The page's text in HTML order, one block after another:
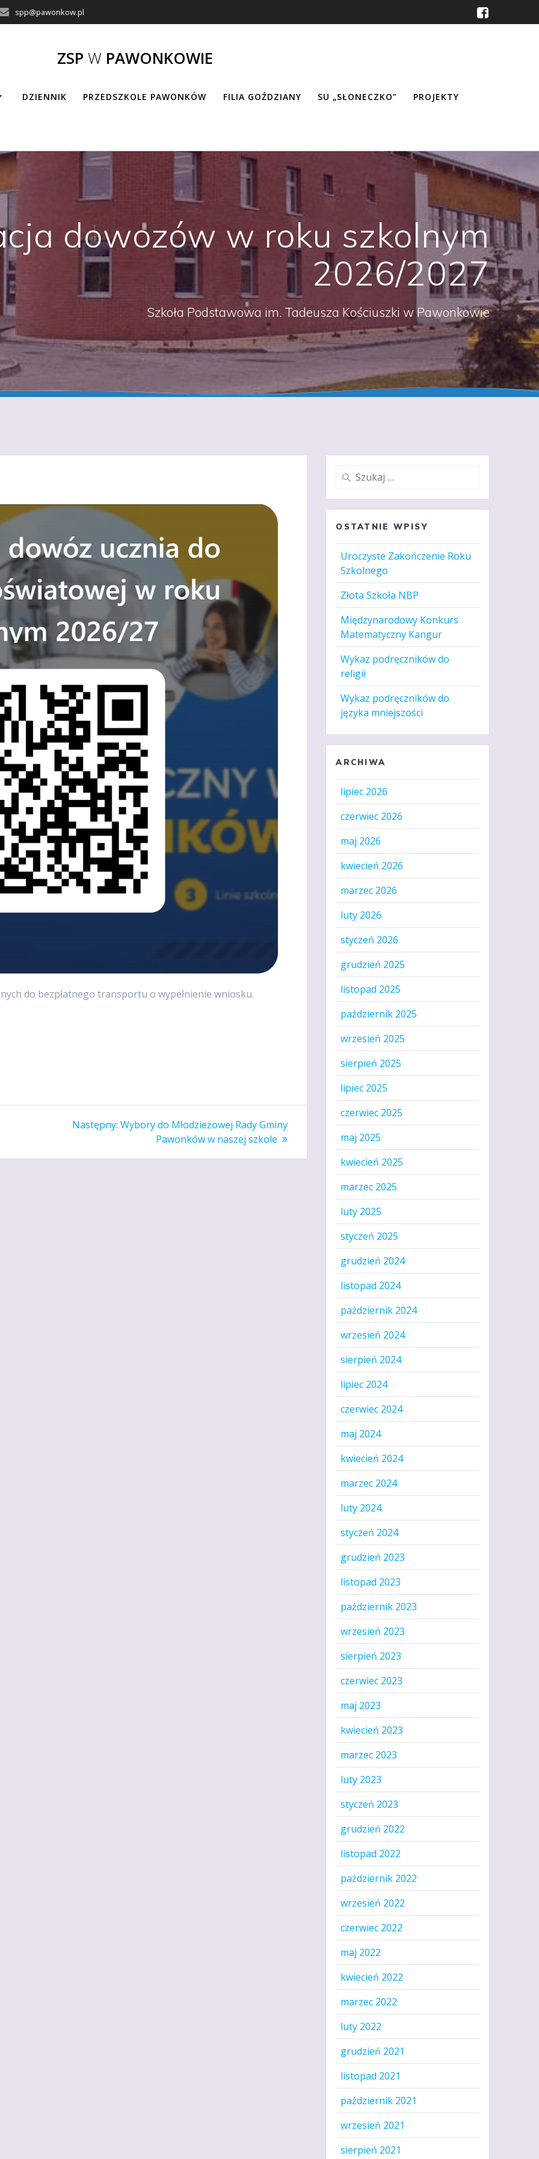
spp@pawonkow.pl
ZSP W PAWONKOWIE
DZIENNIK PRZEDSZKOLE PAWONKÓW FILIA GOŹDZIANY SU „SŁONECZKO” PROJEKTY
dowozów w roku szkolnym
2026/2027
Szkoła Podstawowa im. Tadeusza Kościuszki w Pawonkowie
do bezpłatnego transportu o wypełnienie wniosku.
Następny: Następny
Wybory do Młodzieżowej Rady Gminy
Pawonków w naszej szkole
Szukaj:
OSTATNIE WPISY
Uroczyste Zakończenie Roku
Szkolnego
Złota Szkoła NBP
Międzynarodowy Konkurs
Matematyczny Kangur
Wykaz podręczników do
religii
Wykaz podręczników do
języka mniejszości
ARCHIWA
lipiec 2026
czerwiec 2026
maj 2026
kwiecień 2026
marzec 2026
luty 2026
styczeń 2026
grudzień 2025
listopad 2025
październik 2025
wrzesień 2025
sierpień 2025
lipiec 2025
czerwiec 2025
maj 2025
kwiecień 2025
marzec 2025
luty 2025
styczeń 2025
grudzień 2024
listopad 2024
październik 2024
wrzesień 2024
sierpień 2024
lipiec 2024
czerwiec 2024
maj 2024
kwiecień 2024
marzec 2024
luty 2024
styczeń 2024
grudzień 2023
listopad 2023
październik 2023
wrzesień 2023
sierpień 2023
czerwiec 2023
maj 2023
kwiecień 2023
marzec 2023
luty 2023
styczeń 2023
grudzień 2022
listopad 2022
październik 2022
wrzesień 2022
czerwiec 2022
maj 2022
kwiecień 2022
marzec 2022
luty 2022
grudzień 2021
listopad 2021
październik 2021
wrzesień 2021
sierpień 2021